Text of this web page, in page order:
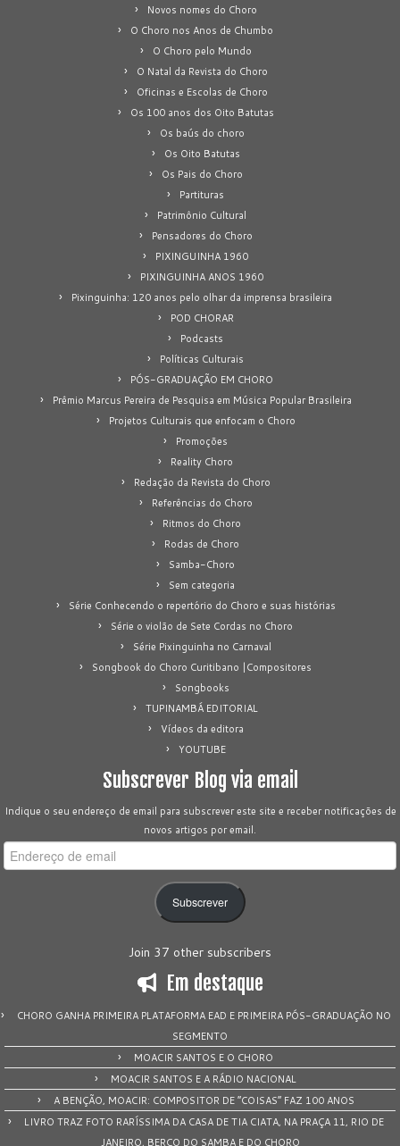
Novos nomes do Choro
O Choro nos Anos de Chumbo
O Choro pelo Mundo
O Natal da Revista do Choro
Oficinas e Escolas de Choro
Os 100 anos dos Oito Batutas
Os baús do choro
Os Oito Batutas
Os Pais do Choro
Partituras
Patrimônio Cultural
Pensadores do Choro
PIXINGUINHA 1960
PIXINGUINHA ANOS 1960
Pixinguinha: 120 anos pelo olhar da imprensa brasileira
POD CHORAR
Podcasts
Políticas Culturais
PÓS-GRADUAÇÃO EM CHORO
Prêmio Marcus Pereira de Pesquisa em Música Popular Brasileira
Projetos Culturais que enfocam o Choro
Promoções
Reality Choro
Redação da Revista do Choro
Referências do Choro
Ritmos do Choro
Rodas de Choro
Samba-Choro
Sem categoria
Série Conhecendo o repertório do Choro e suas histórias
Série o violão de Sete Cordas no Choro
Série Pixinguinha no Carnaval
Songbook do Choro Curitibano |Compositores
Songbooks
TUPINAMBÁ EDITORIAL
Vídeos da editora
YOUTUBE
Subscrever Blog via email
Indique o seu endereço de email para subscrever este site e receber notificações de
novos artigos por email.
Endereço
de
Subscrever
Join 37 other subscribers
Em destaque
CHORO GANHA PRIMEIRA PLATAFORMA EAD E PRIMEIRA PÓS-GRADUAÇÃO NO
SEGMENTO
MOACIR SANTOS E O CHORO
MOACIR SANTOS E A RÁDIO NACIONAL
A BENÇÃO, MOACIR: COMPOSITOR DE “COISAS” FAZ 100 ANOS
LIVRO TRAZ FOTO RARÍSSIMA DA CASA DE TIA CIATA, NA PRAÇA 11, RIO DE
JANEIRO, BERÇO DO SAMBA E DO CHORO